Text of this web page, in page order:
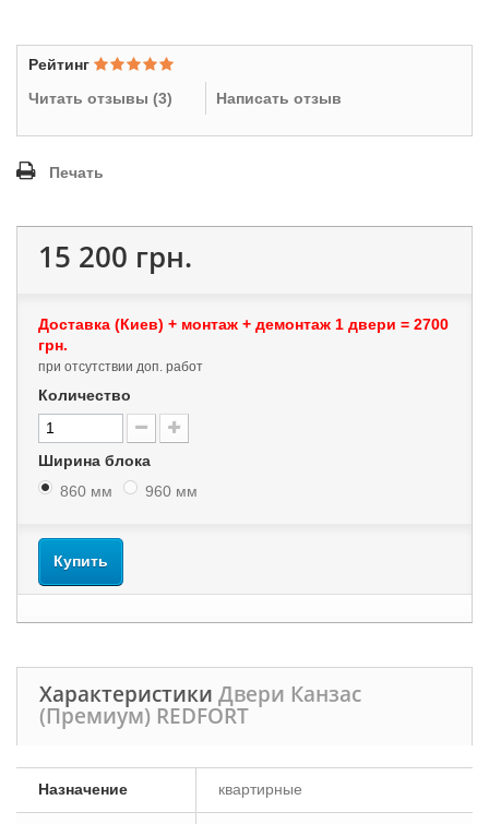
Рейтинг
Читать отзывы (3) Написать отзыв
Печать
15 200 грн.
Доставка (Киев) + монтаж + демонтаж 1 двери = 2700
грн.
при отсутствии доп. работ
Количество
Ширина блока
860 мм
960 мм
Купить
Характеристики Двери Канзас
(Премиум) REDFORT
Назначение квартирные